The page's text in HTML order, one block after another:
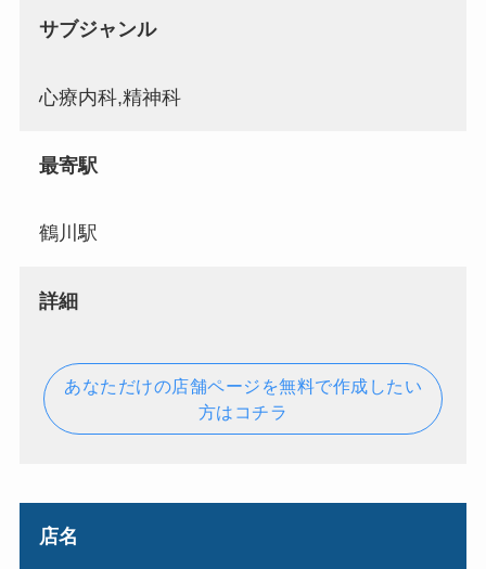
サブジャンル
心療内科,精神科
最寄駅
鶴川駅
詳細
あなただけの店舗ページを無料で作成したい
方はコチラ
店名